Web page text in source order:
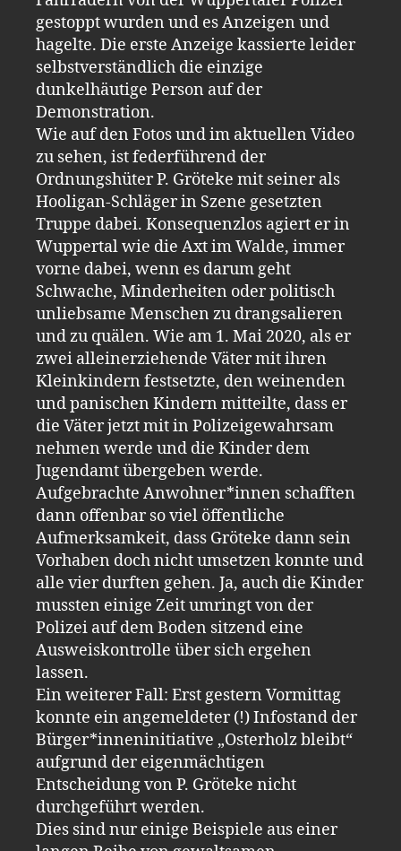
gestoppt wurden und es Anzeigen und
hagelte. Die erste Anzeige kassierte leider
selbstverständlich die einzige
dunkelhäutige Person auf der
Demonstration.
Wie auf den Fotos und im aktuellen Video
zu sehen, ist federführend der
Ordnungshüter P. Gröteke mit seiner als
Hooligan-Schläger in Szene gesetzten
Truppe dabei. Konsequenzlos agiert er in
Wuppertal wie die Axt im Walde, immer
vorne dabei, wenn es darum geht
Schwache, Minderheiten oder politisch
unliebsame Menschen zu drangsalieren
und zu quälen. Wie am 1. Mai 2020, als er
zwei alleinerziehende Väter mit ihren
Kleinkindern festsetzte, den weinenden
und panischen Kindern mitteilte, dass er
die Väter jetzt mit in Polizeigewahrsam
nehmen werde und die Kinder dem
Jugendamt übergeben werde.
Aufgebrachte Anwohner*innen schafften
dann offenbar so viel öffentliche
Aufmerksamkeit, dass Gröteke dann sein
Vorhaben doch nicht umsetzen konnte und
alle vier durften gehen. Ja, auch die Kinder
mussten einige Zeit umringt von der
Polizei auf dem Boden sitzend eine
Ausweiskontrolle über sich ergehen
lassen.
Ein weiterer Fall: Erst gestern Vormittag
konnte ein angemeldeter (!) Infostand der
Bürger*inneninitiative „Osterholz bleibt“
aufgrund der eigenmächtigen
Entscheidung von P. Gröteke nicht
durchgeführt werden.
Dies sind nur einige Beispiele aus einer